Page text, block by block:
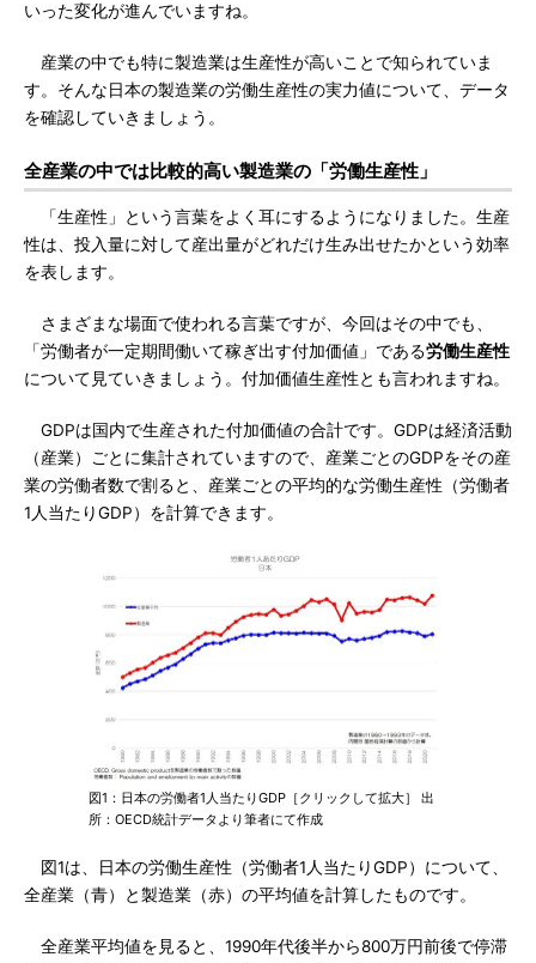
いった変化が進んでいますね。
産業の中でも特に製造業は生産性が高いことで知られていま
す。そんな日本の製造業の労働生産性の実力値について、データ
を確認していきましょう。
全産業の中では比較的高い製造業の「労働生産性」
「生産性」という言葉をよく耳にするようになりました。生産
性は、投入量に対して産出量がどれだけ生み出せたかという効率
を表します。
さまざまな場面で使われる言葉ですが、今回はその中でも、
「労働者が一定期間働いて稼ぎ出す付加価値」である労働生産性
について見ていきましょう。付加価値生産性とも言われますね。
GDPは国内で生産された付加価値の合計です。GDPは経済活動
（産業）ごとに集計されていますので、産業ごとのGDPをその産
業の労働者数で割ると、産業ごとの平均的な労働生産性（労働者
1人当たりGDP）を計算できます。
図1：日本の労働者1人当たりGDP［クリックして拡大］ 出
所：OECD統計データより筆者にて作成
図1は、日本の労働生産性（労働者1人当たりGDP）について、
全産業（青）と製造業（赤）の平均値を計算したものです。
全産業平均値を見ると、1990年代後半から800万円前後で停滞